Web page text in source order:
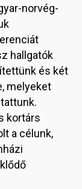
norvég-
hallgatók
és két
melyeket
kortárs
a célunk,